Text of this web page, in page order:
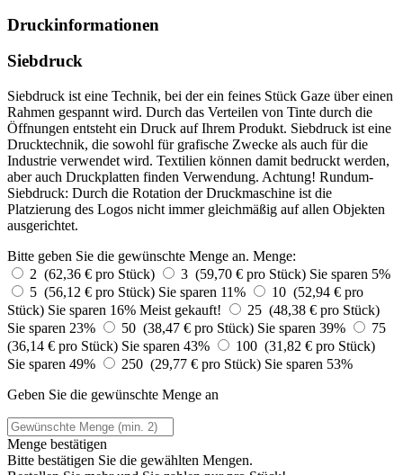
Druckinformationen
Siebdruck
Siebdruck ist eine Technik, bei der ein feines Stück Gaze über einen
Rahmen gespannt wird. Durch das Verteilen von Tinte durch die
Öffnungen entsteht ein Druck auf Ihrem Produkt. Siebdruck ist eine
Drucktechnik, die sowohl für grafische Zwecke als auch für die
Industrie verwendet wird. Textilien können damit bedruckt werden,
aber auch Druckplatten finden Verwendung. Achtung! Rundum-
Siebdruck: Durch die Rotation der Druckmaschine ist die
Platzierung des Logos nicht immer gleichmäßig auf allen Objekten
ausgerichtet.
Bitte geben Sie die gewünschte Menge an. Menge:
2 (62,36 € pro Stück)
3 (59,70 € pro Stück) Sie sparen 5%
5 (56,12 € pro Stück) Sie sparen 11%
10 (52,94 € pro
Stück) Sie sparen 16% Meist gekauft!
25 (48,38 € pro Stück)
Sie sparen 23%
50 (38,47 € pro Stück) Sie sparen 39%
75
(36,14 € pro Stück) Sie sparen 43%
100 (31,82 € pro Stück)
Sie sparen 49%
250 (29,77 € pro Stück) Sie sparen 53%
Geben Sie die gewünschte Menge an
Menge bestätigen
Bitte bestätigen Sie die gewählten Mengen.